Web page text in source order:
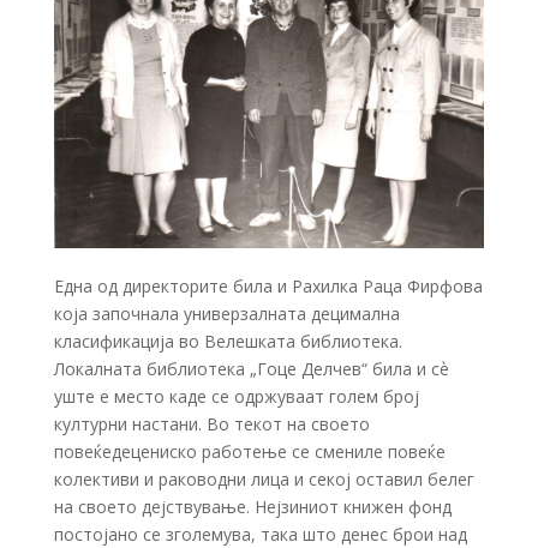
Една од директорите била и Рахилка Раца Фирфова
која започнала универзалната децимална
класификација во Велешката библиотека.
Локалната библиотека „Гоце Делчев“ била и сѐ
уште е место каде се одржуваат голем број
културни настани. Во текот на своето
повеќедецениско работење се смениле повеќе
колективи и раководни лица и секој оставил белег
на своето дејствување. Нејзиниот книжен фонд
постојано се зголемува, така што денес брои над